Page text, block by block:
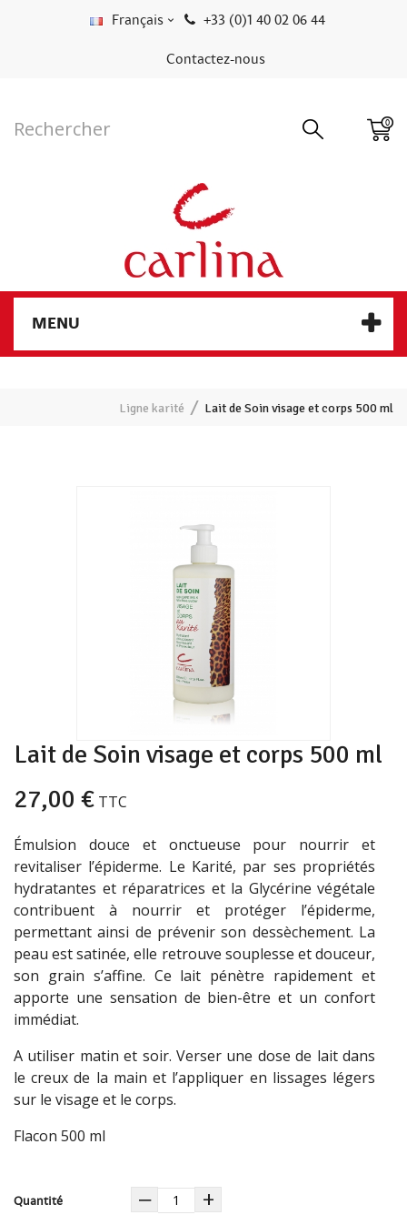
Français +33 (0)1 40 02 06 44
Contactez-nous
0
MENU
Ligne karité Lait de Soin visage et corps 500 ml
Lait de Soin visage et corps 500 ml
27,00 € TTC
Émulsion douce et onctueuse pour nourrir et
revitaliser l’épiderme. Le Karité, par ses propriétés
hydratantes et réparatrices et la Glycérine végétale
contribuent à nourrir et protéger l’épiderme,
permettant ainsi de prévenir son dessèchement. La
peau est satinée, elle retrouve souplesse et douceur,
son grain s’affine. Ce lait pénètre rapidement et
apporte une sensation de bien-être et un confort
immédiat.
A utiliser matin et soir. Verser une dose de lait dans
le creux de la main et l’appliquer en lissages légers
sur le visage et le corps.
Flacon 500 ml
Quantité ‒ +